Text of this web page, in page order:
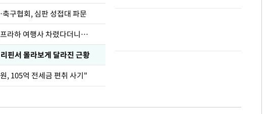
구협회, 심판 성접대 파문
라하 여행사 차렸다더니…
핀서 몰라보게 달라진 근황
, 105억 전세금 편취 사기"